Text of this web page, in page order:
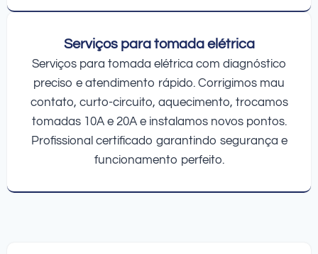
Serviços para tomada elétrica
Serviços para tomada elétrica com diagnóstico
preciso e atendimento rápido. Corrigimos mau
contato, curto-circuito, aquecimento, trocamos
tomadas 10A e 20A e instalamos novos pontos.
Profissional certificado garantindo segurança e
funcionamento perfeito.